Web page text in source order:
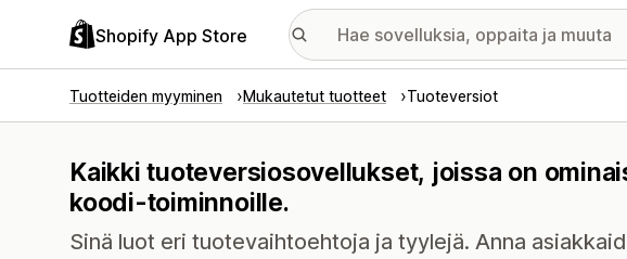
Shopify App Store
Tuotteiden myyminen Mukautetut tuotteet Tuoteversiot
Kaikki tuoteversiosovellukset, joissa on
koodi-toiminnoille.
Sinä luot eri tuotevaihtoehtoja ja tyylejä. Anna